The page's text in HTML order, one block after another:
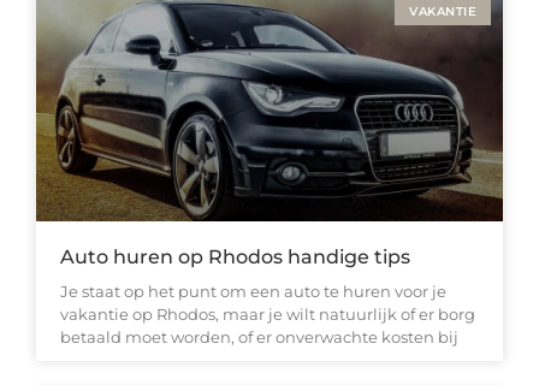
VAKANTIE
Auto huren op Rhodos handige tips
Je staat op het punt om een auto te huren voor je
vakantie op Rhodos, maar je wilt natuurlijk of er borg
betaald moet worden, of er onverwachte kosten bij